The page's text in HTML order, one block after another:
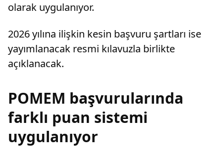
olarak uygulanıyor.
2026 yılına ilişkin kesin başvuru şartları ise
yayımlanacak resmi kılavuzla birlikte
açıklanacak.
POMEM başvurularında
farklı puan sistemi
uygulanıyor